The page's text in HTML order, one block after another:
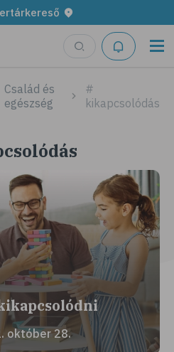
Család és
egészség
#
kikapcsolódás
október 28.